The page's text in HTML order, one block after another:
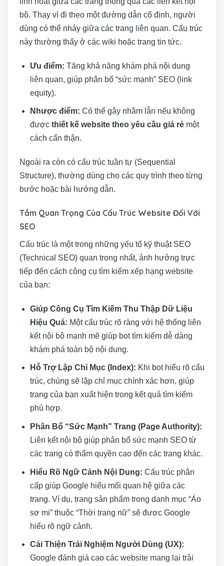
bộ. Thay vì đi theo một đường dẫn cố định, người
dùng có thể nhảy giữa các trang liên quan. Cấu trúc
này thường thấy ở các wiki hoặc trang tin tức.
Ưu điểm: Tăng khả năng khám phá nội dung
liên quan, giúp phân bổ “sức mạnh” SEO (link
equity).
Nhược điểm: Có thể gây nhầm lẫn nếu không
được thiết kế website theo yêu cầu giá rẻmột
cách cẩn thận.
Ngoài ra còn có cấu trúc tuần tự (Sequential
Structure), thường dùng cho các quy trình theo từng
bước hoặc bài hướng dẫn.
Tầm Quan Trọng Của Cấu Trúc Website Đối Với
SEO
Cấu trúc là một trong những yếu tố kỹ thuật SEO
(Technical SEO) quan trọng nhất, ảnh hưởng trực
tiếp đến cách công cụ tìm kiếm xếp hạng website
của bạn:
Giúp Công Cụ Tìm Kiếm Thu Thập Dữ Liệu
Hiệu Quả: Một cấu trúc rõ ràng với hệ thống liên
kết nội bộ mạnh mẽ giúp bot tìm kiếm dễ dàng
khám phá toàn bộ nội dung.
Hỗ Trợ Lập Chỉ Mục (Index): Khi bot hiểu rõ cấu
trúc, chúng sẽ lập chỉ mục chính xác hơn, giúp
trang của bạn xuất hiện trong kết quả tìm kiếm
phù hợp.
Phân Bổ “Sức Mạnh” Trang (Page Authority):
Liên kết nội bộ giúp phân bổ sức mạnh SEO từ
các trang có thẩm quyền cao đến các trang khác.
Hiểu Rõ Ngữ Cảnh Nội Dung: Cấu trúc phân
cấp giúp Google hiểu mối quan hệ giữa các
trang. Ví dụ, trang sản phẩm trong danh mục “Áo
sơ mi” thuộc “Thời trang nữ” sẽ được Google
hiểu rõ ngữ cảnh.
Cải Thiện Trải Nghiệm Người Dùng (UX):
Google đánh giá cao các website mang lại trải